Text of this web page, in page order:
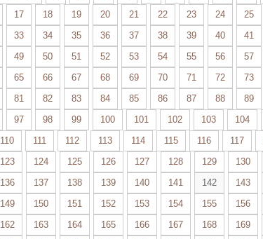
17 18 19 20 21 22 23 24 25
33 34 35 36 37 38 39 40 41
49 50 51 52 53 54 55 56 57
65 66 67 68 69 70 71 72 73
81 82 83 84 85 86 87 88 89
97 98 99 100 101 102 103 104
110 111 112 113 114 115 116 117
123 124 125 126 127 128 129 130
136 137 138 139 140 141 142 143
149 150 151 152 153 154 155 156
162 163 164 165 166 167 168 169